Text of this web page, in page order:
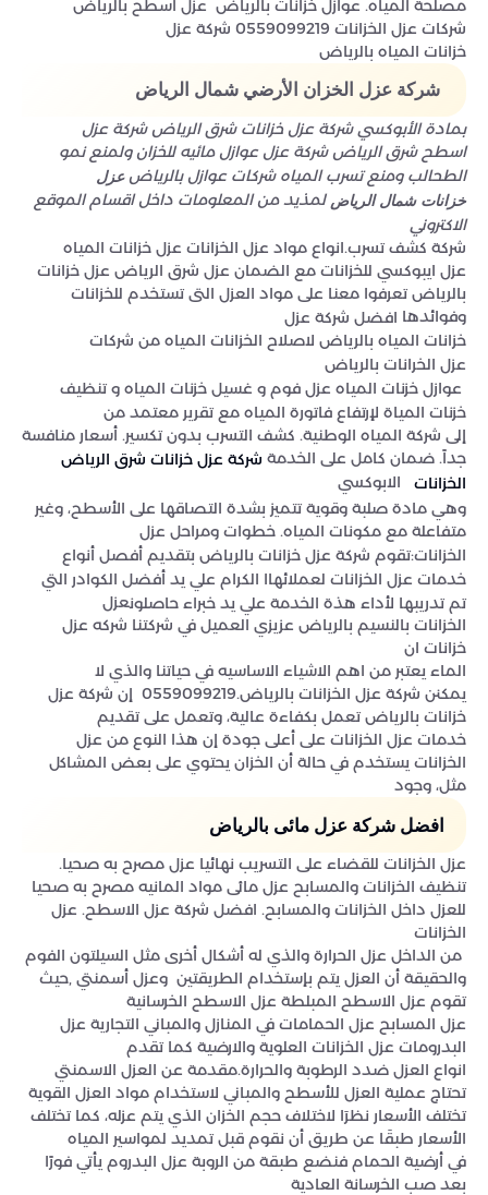
مصلحة المياه. عوازل خزانات بالرياض عزل اسطح بالرياض
شركات عزل الخزانات 0559099219 شركة عزل
خزانات المياه بالرياض
شركة عزل الخزان الأرضي شمال الرياض
بمادة الأبوكسي شركة عزل خزانات شرق الرياض شركة عزل
اسطح شرق الرياض شركة عزل عوازل مائيه للخزان ولمنع نمو
الطحالب ومنع تسرب المياه شركات عوازل بالرياضعزل
خزانات شمال الرياض لمذيد من المعلومات داخل اقسام الموقع
الاكتروني
شركة كشف تسرب.انواع مواد عزل الخزانات عزل خزانات المياه
عزل ايبوكسي للخزانات مع الضمان عزل شرق الرياض عزل خزانات
بالرياض تعرفوا معنا على مواد العزل التى تستخدم للخزانات
وفوائدها افضل شركة عزل
خزانات المياه بالرياض لاصلاح الخزانات المياه من شركات
عزل الخرانات بالرياض
عوازل خزنات المياه عزل فوم و غسيل خزنات المياه و تنظيف
خزنات المياة لإرتفاع فاتورة المياه مع تقرير معتمد من
إلى شركة المياه الوطنية. كشف التسرب بدون تكسير. أسعار منافسة
جداً. ضمان كامل على الخدمة شركة عزل خزانات شرق الرياض
الخزانات
الابوكسي
وهي مادة صلبة وقوية تتميز بشدة التصاقها على الأسطح، وغير
متفاعلة مع مكونات المياه. خطوات ومراحل عزل
الخزانات:تقوم شركة عزل خزانات بالرياض بتقديم أفصل أنواع
خدمات عزل الخزانات لعملائهاا الكرام علي يد أفضل الكوادر التي
تم تدريبها لأداء هذة الخدمة علي يد خبراء حاصلونعزل
الخزانات بالنسيم بالرياض عزيزي العميل في شركتنا شركه عزل
خزانات ان
الماء يعتبر من اهم الاشياء الاساسيه في حياتنا والذي لا
يمكنن شركة عزل الخزانات بالرياض.0559099219 إن شركة عزل
خزانات بالرياض تعمل بكفاءة عالية، وتعمل على تقديم
خدمات عزل الخزانات على أعلى جودة إن هذا النوع من عزل
الخزانات يستخدم في حالة أن الخزان يحتوي على بعض المشاكل
مثل، وجود
افضل شركة عزل مائى بالرياض
عزل الخزانات للقضاء على التسريب نهائيا عزل مصرح به صحيا.
تنظيف الخزانات والمسابح عزل مائى مواد المانيه مصرح به صحيا
للعزل داخل الخزانات والمسابح. افضل شركة عزل الاسطح. عزل
الخزانات
من الداخل عزل الحرارة والذي له أشكال أخرى مثل السيلتون الفوم
والحقيقة أن العزل يتم بإستخدام الطريقتين وعزل أسمنتي ,حيث
تقوم عزل الاسطح المبلطة عزل الاسطح الخرسانية
عزل المسابح عزل الحمامات في المنازل والمباني التجارية عزل
البدرومات عزل الخزانات العلوية والارضية كما تقدم
انواع العزل ضدد الرطوبة والحرارة.مقدمة عن العزل الاسمنتي
تحتاج عملية العزل للأسطح والمباني لاستخدام مواد العزل القوية
تختلف الأسعار نظرَا لاختلاف حجم الخزان الذي يتم عزله، كما تختلف
الأسعار طبقَا عن طريق أن نقوم قبل تمديد لمواسير المياه
في أرضية الحمام فنضع طبقة من الروبة عزل البدروم يأتي فورًا
بعد صب الخرسانة العادية